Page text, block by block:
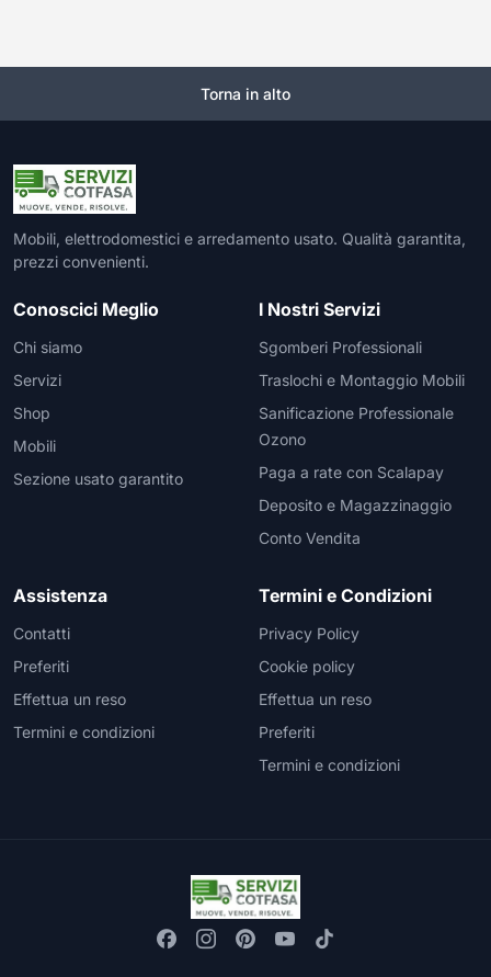
Torna in alto
Mobili, elettrodomestici e arredamento usato. Qualità garantita,
prezzi convenienti.
Conoscici Meglio
Chi siamo
Servizi
Shop
Mobili
Sezione usato garantito
I Nostri Servizi
Sgomberi Professionali
Traslochi e Montaggio Mobili
Sanificazione Professionale
Ozono
Paga a rate con Scalapay
Deposito e Magazzinaggio
Conto Vendita
Assistenza
Contatti
Preferiti
Effettua un reso
Termini e condizioni
Termini e Condizioni
Privacy Policy
Cookie policy
Effettua un reso
Preferiti
Termini e condizioni